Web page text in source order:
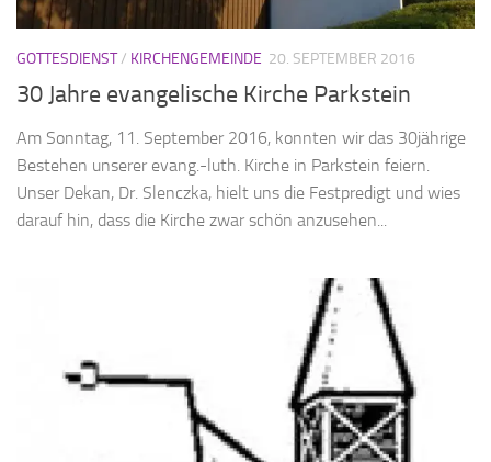
GOTTESDIENST/ KIRCHENGEMEINDE 20. SEPTEMBER 2016
30 Jahre evangelische Kirche Parkstein
Am Sonntag, 11. September 2016, konnten wir das 30jährige
Bestehen unserer evang.-luth. Kirche in Parkstein feiern.
Unser Dekan, Dr. Slenczka, hielt uns die Festpredigt und wies
darauf hin, dass die Kirche zwar schön anzusehen...